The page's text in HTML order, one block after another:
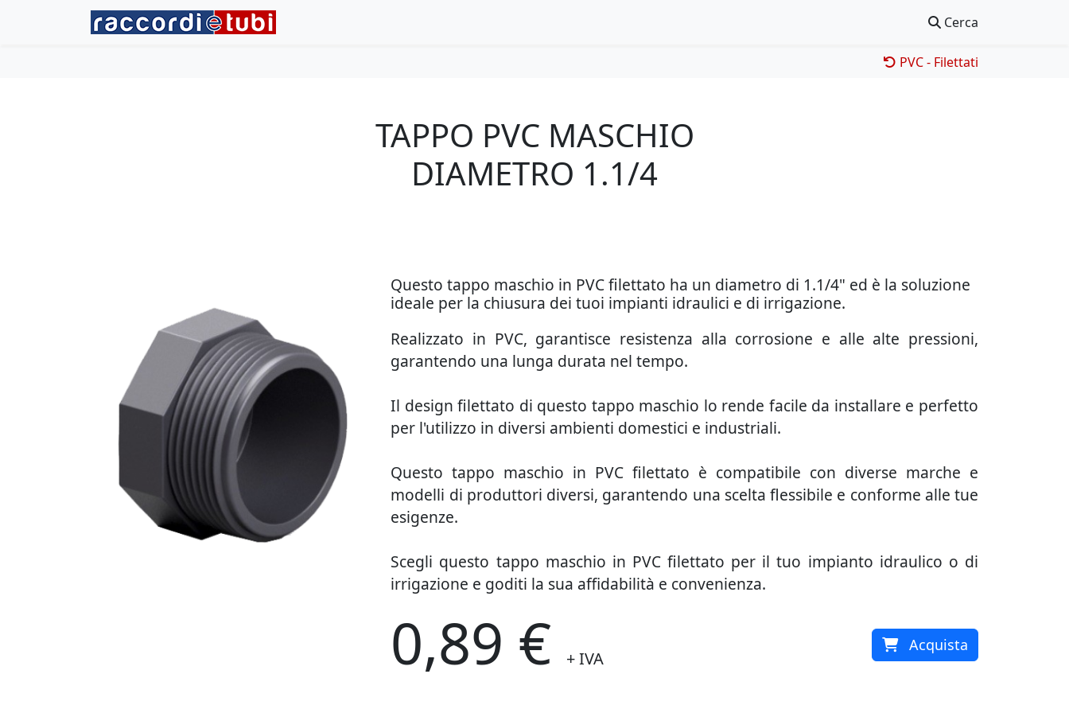
Cerca
PVC - Filettati
TAPPO PVC MASCHIO
DIAMETRO 1.1/4
Questo tappo maschio in PVC filettato ha un diametro di 1.1/4" ed è la soluzione
ideale per la chiusura dei tuoi impianti idraulici e di irrigazione.
Realizzato in PVC, garantisce resistenza alla corrosione e alle alte pressioni,
garantendo una lunga durata nel tempo.
Il design filettato di questo tappo maschio lo rende facile da installare e perfetto
per l'utilizzo in diversi ambienti domestici e industriali.
Questo tappo maschio in PVC filettato è compatibile con diverse marche e
modelli di produttori diversi, garantendo una scelta flessibile e conforme alle tue
esigenze.
Scegli questo tappo maschio in PVC filettato per il tuo impianto idraulico o di
irrigazione e goditi la sua affidabilità e convenienza.
0,89 € + IVA
Acquista